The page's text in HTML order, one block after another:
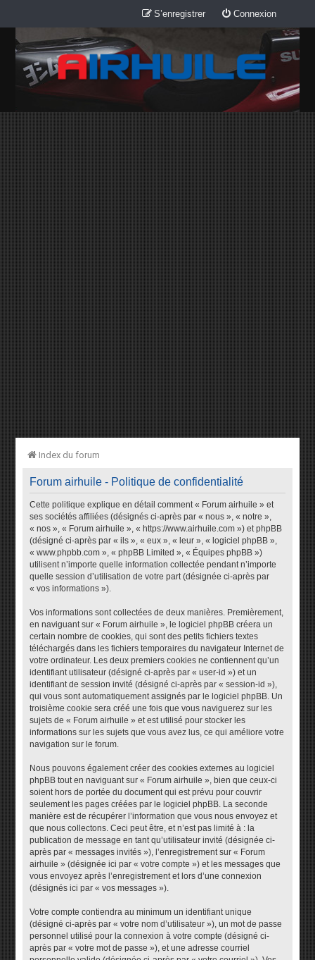
Connexion
S’enregistrer
Index du forum
Forum airhuile - Politique de confidentialité
Cette politique explique en détail comment « Forum airhuile » et
ses sociétés affiliées (désignés ci-après par « nous », « notre »,
« nos », « Forum airhuile », « https://www.airhuile.com ») et phpBB
(désigné ci-après par « ils », « eux », « leur », « logiciel phpBB »,
« www.phpbb.com », « phpBB Limited », « Équipes phpBB »)
utilisent n’importe quelle information collectée pendant n’importe
quelle session d’utilisation de votre part (désignée ci-après par
« vos informations »).
Vos informations sont collectées de deux manières. Premièrement,
en naviguant sur « Forum airhuile », le logiciel phpBB créera un
certain nombre de cookies, qui sont des petits fichiers textes
téléchargés dans les fichiers temporaires du navigateur Internet de
votre ordinateur. Les deux premiers cookies ne contiennent qu’un
identifiant utilisateur (désigné ci-après par « user-id ») et un
identifiant de session invité (désigné ci-après par « session-id »),
qui vous sont automatiquement assignés par le logiciel phpBB. Un
troisième cookie sera créé une fois que vous naviguerez sur les
sujets de « Forum airhuile » et est utilisé pour stocker les
informations sur les sujets que vous avez lus, ce qui améliore votre
navigation sur le forum.
Nous pouvons également créer des cookies externes au logiciel
phpBB tout en naviguant sur « Forum airhuile », bien que ceux-ci
soient hors de portée du document qui est prévu pour couvrir
seulement les pages créées par le logiciel phpBB. La seconde
manière est de récupérer l’information que vous nous envoyez et
que nous collectons. Ceci peut être, et n’est pas limité à : la
publication de message en tant qu’utilisateur invité (désignée ci-
après par « messages invités »), l’enregistrement sur « Forum
airhuile » (désignée ici par « votre compte ») et les messages que
vous envoyez après l’enregistrement et lors d’une connexion
(désignés ici par « vos messages »).
Votre compte contiendra au minimum un identifiant unique
(désigné ci-après par « votre nom d’utilisateur »), un mot de passe
personnel utilisé pour la connexion à votre compte (désigné ci-
après par « votre mot de passe »), et une adresse courriel